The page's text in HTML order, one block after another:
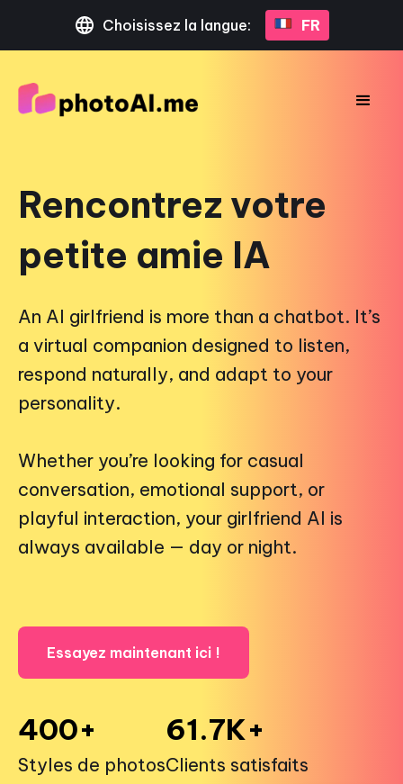
Choisissez la langue: FR
Rencontrez votre
petite amie IA
An AI girlfriend is more than a chatbot. It’s
a virtual companion designed to listen,
respond naturally, and adapt to your
personality.
Whether you’re looking for casual
conversation, emotional support, or
playful interaction, your girlfriend AI is
always available — day or night.
Essayez maintenant ici !
400+
Styles de photos
61.7K+
Clients satisfaits